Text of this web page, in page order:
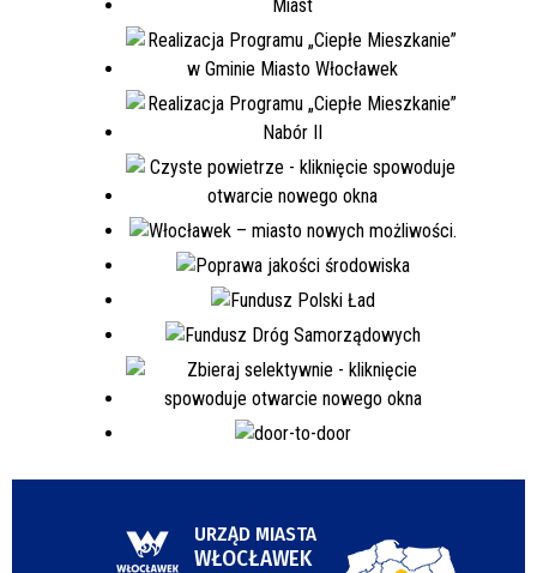
URZĄD MIASTA
WŁOCŁAWEK